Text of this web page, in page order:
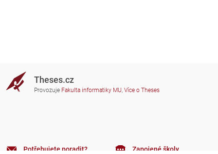
Theses.cz
Provozuje Fakulta informatiky MU, Více o Theses
Potřebujete poradit? Zapojené školy